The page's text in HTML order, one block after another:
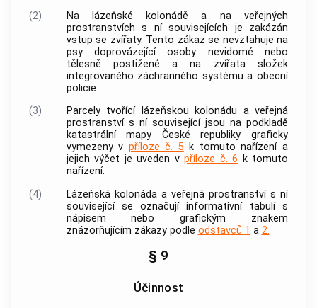
(2)
Na lázeňské kolonádě a na veřejných
prostranstvích s ní souvisejících je zakázán
vstup se zvířaty. Tento zákaz se nevztahuje na
psy doprovázející osoby nevidomé nebo
tělesně postižené a na zvířata složek
integrovaného záchranného systému a obecní
policie.
(3)
Parcely tvořící lázeňskou kolonádu a veřejná
prostranstvís ní související jsou na podkladě
katastrální mapy České republiky graficky
vymezeny v příloze č. 5k tomuto nařízení a
jejich výčet je uveden v příloze č. 6 k tomuto
nařízení.
(4)
Lázeňská kolonáda a veřejná prostranstvís ní
související se označují informativní tabulí s
nápisem nebo grafickým znakem
znázorňujícím zákazy podle odstavců 1 a 2.
§ 9
Účinnost